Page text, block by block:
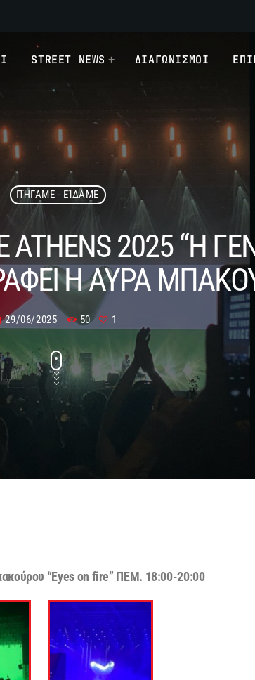
STREET NEWS ΔΙΑΓΩΝΙΣΜΟΙ
ΠΉΓΑΜΕ - ΕΊΔΑΜΕ
ATHENS 2025 “Η
Η ΑΥΡΑ
29/06/2025 50 1
“Eyes on fire” ΠΕΜ. 18:00-20:00